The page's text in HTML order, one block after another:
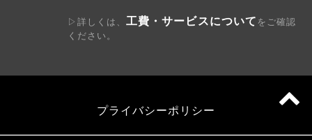
▷詳しくは、工費・サービスについてをご確認
ください。
プライバシーポリシー